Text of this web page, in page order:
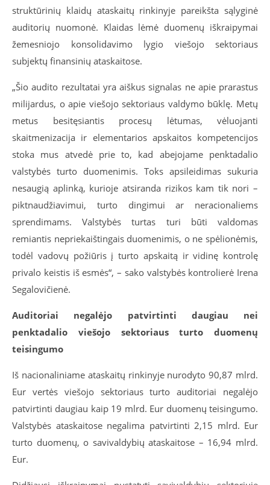
struktūrinių klaidų ataskaitų rinkinyje pareikšta sąlyginė
auditorių nuomonė. Klaidas lėmė duomenų iškraipymai
žemesniojo konsolidavimo lygio viešojo sektoriaus
subjektų finansinių ataskaitose.
„Šio audito rezultatai yra aiškus signalas ne apie prarastus
milijardus, o apie viešojo sektoriaus valdymo būklę. Metų
metus besitęsiantis procesų lėtumas, vėluojanti
skaitmenizacija ir elementarios apskaitos kompetencijos
stoka mus atvedė prie to, kad abejojame penktadalio
valstybės turto duomenimis. Toks apsileidimas sukuria
nesaugią aplinką, kurioje atsiranda rizikos kam tik nori –
piktnaudžiavimui, turto dingimui ar neracionaliems
sprendimams. Valstybės turtas turi būti valdomas
remiantis nepriekaištingais duomenimis, o ne spėlionėmis,
todėl vadovų požiūris į turto apskaitą ir vidinę kontrolę
privalo keistis iš esmės“, – sako valstybės kontrolierė Irena
Segalovičienė.
Auditoriai negalėjo patvirtinti daugiau nei
penktadalio viešojo sektoriaus turto duomenų
teisingumo
Iš nacionaliniame ataskaitų rinkinyje nurodyto 90,87 mlrd.
Eur vertės viešojo sektoriaus turto auditoriai negalėjo
patvirtinti daugiau kaip 19 mlrd. Eur duomenų teisingumo.
Valstybės ataskaitose negalima patvirtinti 2,15 mlrd. Eur
turto duomenų, o savivaldybių ataskaitose – 16,94 mlrd.
Eur.